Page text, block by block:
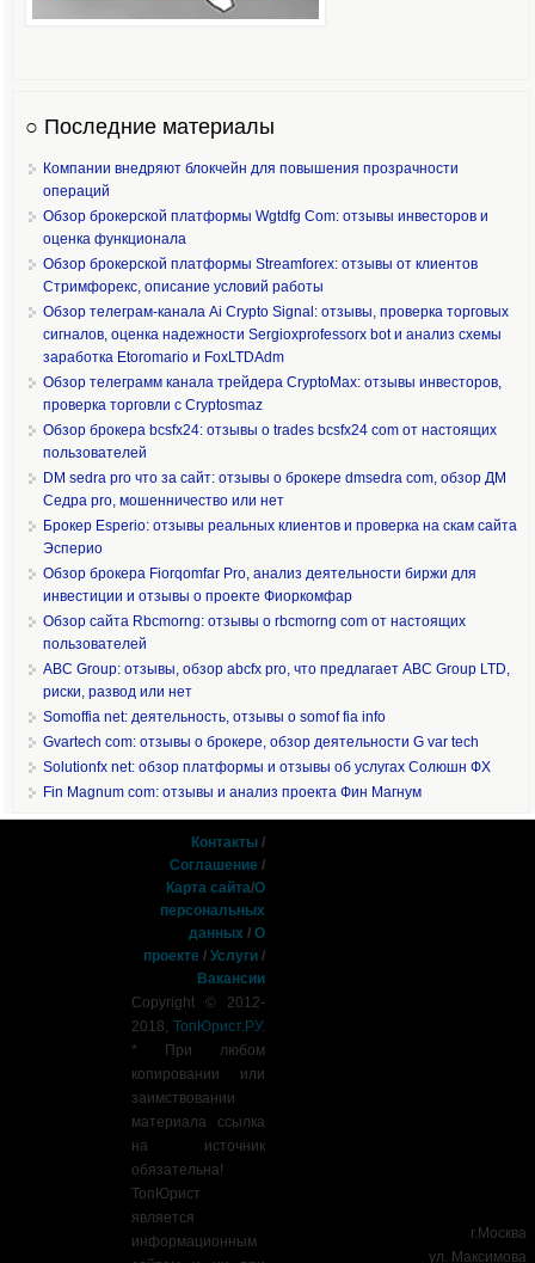
○ Последние материалы
Компании внедряют блокчейн для повышения прозрачности
операций
Обзор брокерской платформы Wgtdfg Com: отзывы инвесторов и
оценка функционала
Обзор брокерской платформы Streamforex: отзывы от клиентов
Стримфорекс, описание условий работы
Обзор телеграм-канала Ai Crypto Signal: отзывы, проверка торговых
сигналов, оценка надежности Sergioxprofessorx bot и анализ схемы
заработка Etoromario и FoxLTDAdm
Обзор телеграмм канала трейдера CryptoMax: отзывы инвесторов,
проверка торговли с Cryptosmaz
Обзор брокера bcsfx24: отзывы о trades bcsfx24 com от настоящих
пользователей
DM sedra pro что за сайт: отзывы о брокере dmsedra com, обзор ДМ
Седра pro, мошенничество или нет
Брокер Esperio: отзывы реальных клиентов и проверка на скам сайта
Эсперио
Обзор брокера Fiorqomfar Pro, анализ деятельности биржи для
инвестиции и отзывы о проекте Фиоркомфар
Обзор сайта Rbcmorng: отзывы о rbcmorng com от настоящих
пользователей
ABC Group: отзывы, обзор abcfx pro, что предлагает ABC Group LTD,
риски, развод или нет
Somoffia net: деятельность, отзывы о somof fia info
Gvartech com: отзывы о брокере, обзор деятельности G var tech
Solutionfx net: обзор платформы и отзывы об услугах Солюшн ФХ
Fin Magnum com: отзывы и анализ проекта Фин Магнум
Контакты /
Соглашение /
Карта сайта/О
персональных
данных /О
проекте /Услуги /
Вакансии
Copyright © 2012-
2018,ТопЮрист.РУ.
* При любом
копировании или
заимствовании
материала ссылка
на источник
обязательна!
ТопЮрист
является
информационным
г.Москва
ул. Максимова